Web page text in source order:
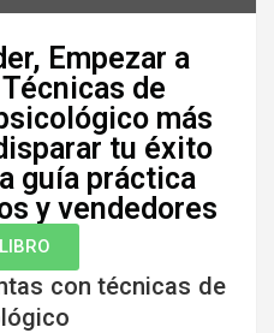
Empezar a
de
más
tu éxito
guía práctica
y vendedores
con técnicas de